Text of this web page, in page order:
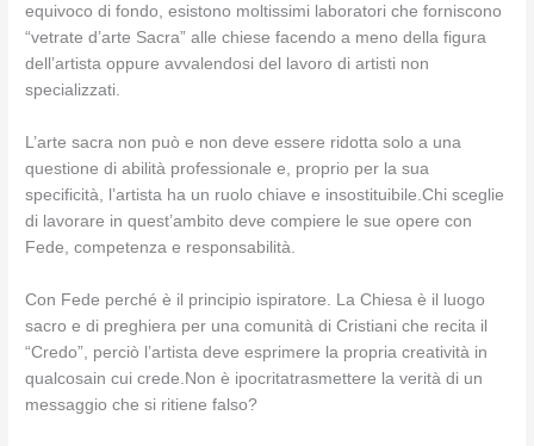
equivoco di fondo, esistono moltissimi laboratori che forniscono
“vetrate d’arte Sacra” alle chiese facendo a meno della figura
dell’artista oppure avvalendosi del lavoro di artisti non
specializzati.
L’arte sacra non può e non deve essere ridotta solo a una
questione di abilità professionale e, proprio per la sua
specificità, l’artista ha un ruolo chiave e insostituibile.Chi sceglie
di lavorare in quest’ambito deve compiere le sue opere con
Fede, competenza e responsabilità.
Con Fede perché è il principio ispiratore. La Chiesa è il luogo
sacro e di preghiera per una comunità di Cristiani che recita il
“Credo”, perciò l’artista deve esprimere la propria creatività in
qualcosain cui crede.Non è ipocritatrasmettere la verità di un
messaggio che si ritiene falso?